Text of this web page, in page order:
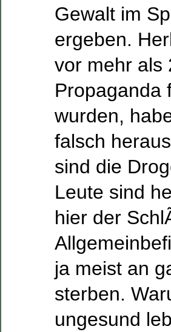
Gewalt im
ergeben.
vor mehr als
wurden,
falsch
sind die
Leute sind
hier der
ja meist an
sterben.
ungesund